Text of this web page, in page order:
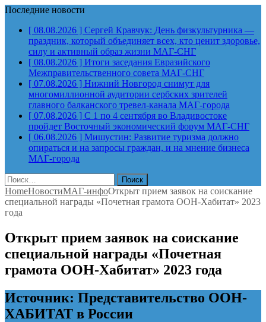
Последние новости
[ 08.08.2026 ] Сергей Кравчук: День физкультурника —
праздник, который объединяет всех, кто ценит здоровье,
силу и активный образ жизни МАГ-СНГ
[ 08.08.2026 ] Итоги заседания Евразийского
Межправительственного совета МАГ-СНГ
[ 07.08.2026 ] Нижний Новгород снимут для
многомиллионной аудитории сербских зрителей
главного балканского тревел-канала МАГ-города
[ 07.08.2026 ] С 1 по 4 сентября во Владивостоке
пройдет Восточный экономический форум МАГ-СНГ
[ 06.08.2026 ] Мишустин: Развитие туризма должно
опираться и на запросы граждан, и на мнение бизнеса
МАГ-города
Найти:
HomeНовостиМАГ-инфоОткрыт прием заявок на соискание
специальной награды «Почетная грамота ООН-Хабитат» 2023
года
Открыт прием заявок на соискание
специальной награды «Почетная
грамота ООН-Хабитат» 2023 года
Источник: Представительство ООН-
ХАБИТАТ в России